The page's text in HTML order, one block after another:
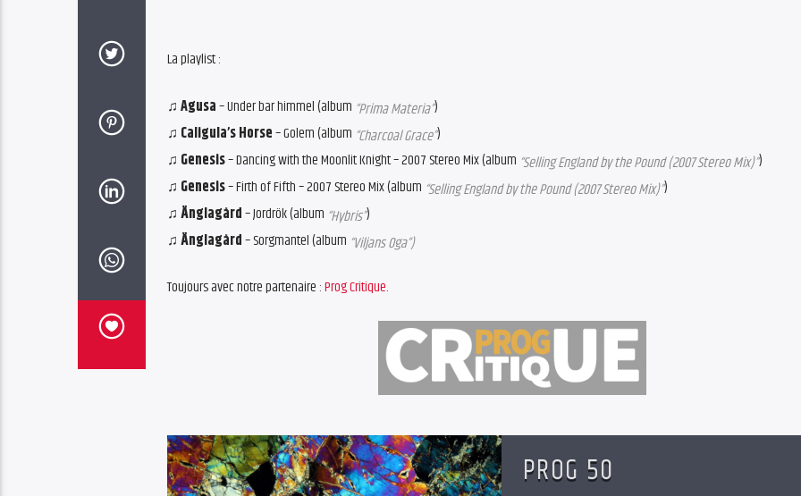
La playlist :
♫ Agusa– Under bar himmel (album “Prima Materia”)
♫ Caligula’s Horse– Golem (album “Charcoal Grace”)
♫ Genesis– Dancing with the Moonlit Knight – 2007 Stereo Mix (album “Selling England by the Pound (2007 Stereo Mix)”)
♫ Genesis– Firth of Fifth – 2007 Stereo Mix (album “Selling England by the Pound (2007 Stereo Mix)”)
♫ Änglagård– Jordrök (album “Hybris”)
♫ Änglagård– Sorgmantel (album “Viljans Oga”)
Toujours avec notre partenaire :Prog Critique.
PROG 50